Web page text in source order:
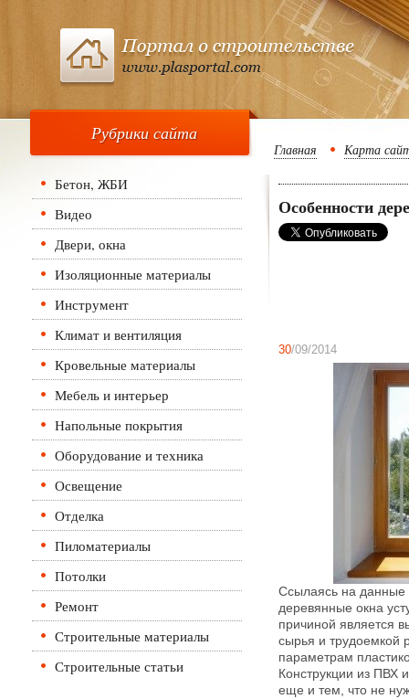
Рубрики сайта
Бетон, ЖБИ
Видео
Двери, окна
Изоляционные материалы
Инструмент
Климат и вентиляция
Кровельные материалы
Мебель и интерьер
Напольные покрытия
Оборудование и техника
Освещение
Отделка
Пиломатериалы
Потолки
Ремонт
Строительные материалы
Строительные статьи
Главная Карта
Особенности
30/09/2014
Ссылаясь на данные
деревянные окна
причиной является
сырья и трудоемкой
параметрам
Конструкции из ПВХ
еще и тем, что не